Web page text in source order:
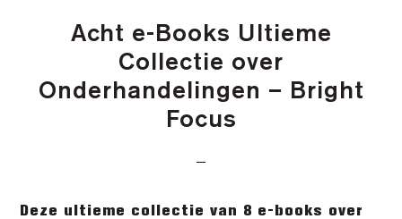
Acht e-Books Ultieme
Collectie over
Onderhandelingen – Bright
Focus
Deze ultieme collectie van 8 e-books over